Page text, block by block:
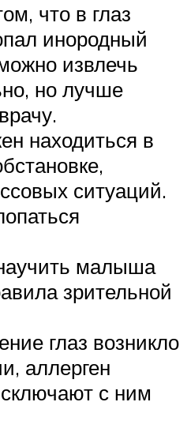
что в глаз
инородный
извлечь
но лучше
находиться в
ситуаций.
малыша
зрительной
глаз возникло
аллерген
с ним